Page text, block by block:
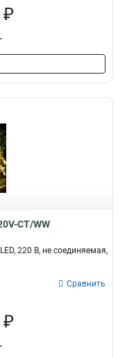
CT/WW
220 В, не соединяемая,
Сравнить